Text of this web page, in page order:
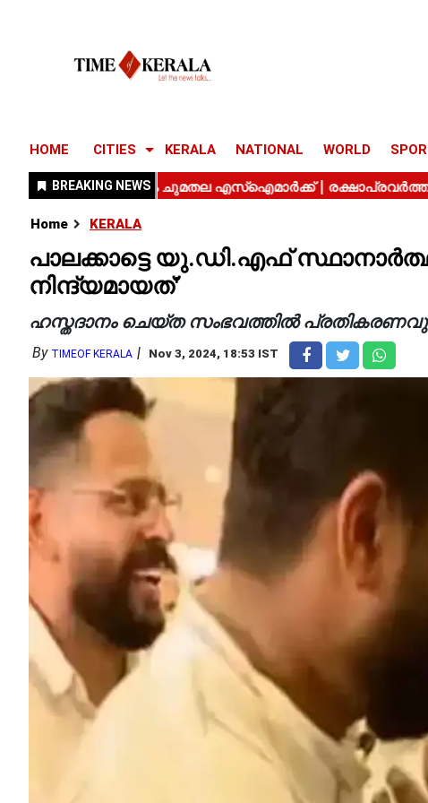
HOME CITIES KERALA NATIONAL WORLD
Home KERALA
പാലക്കാട്ടെ യു.ഡി.എഫ്
നിന്ദ്യമായത്'
ഹസ്തദാനം ചെയ്ത സംഭവത്തിൽ
By TIMEOF KERALA Nov 3, 2024, 18:53 IST